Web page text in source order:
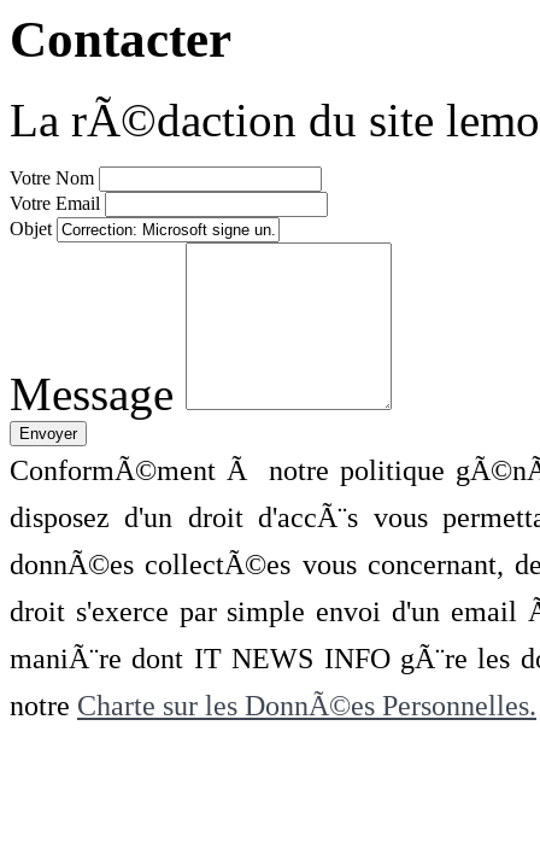
Contacter
La rÃ©daction du site
Votre Nom
Votre Email
Objet
Message
ConformÃ©ment Ã notre politique
disposez d'un droit d'accÃ¨s vous
donnÃ©es collectÃ©es vous concernant,
droit s'exerce par simple envoi d'un
maniÃ¨re dont IT NEWS INFO gÃ¨re les
notre Charte sur les DonnÃ©es Personnelles.